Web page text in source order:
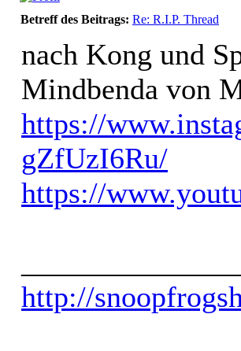
Betreff des Beitrags: Re: R.I.P. Thread
nach Kong und
Mindbenda von
https://
gZfUzI6Ru/
https://
http://